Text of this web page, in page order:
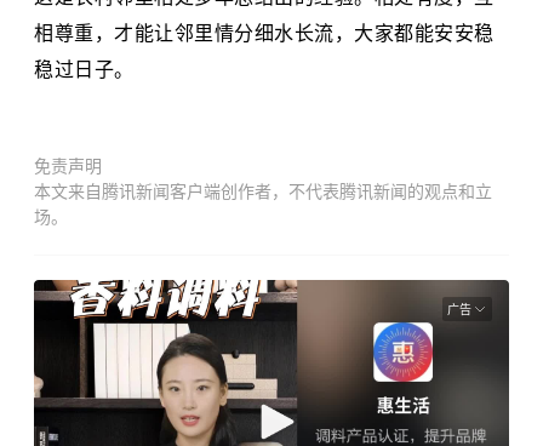
相尊重，才能让邻里情分细水长流，大家都能安安稳
稳过日子。
免责声明
本文来自腾讯新闻客户端创作者，不代表腾讯新闻的观点和立
场。
广告